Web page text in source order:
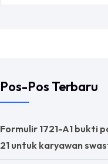
Pos-Pos Terbaru
Formulir 1721-A1 bukti
21 untuk karyawan